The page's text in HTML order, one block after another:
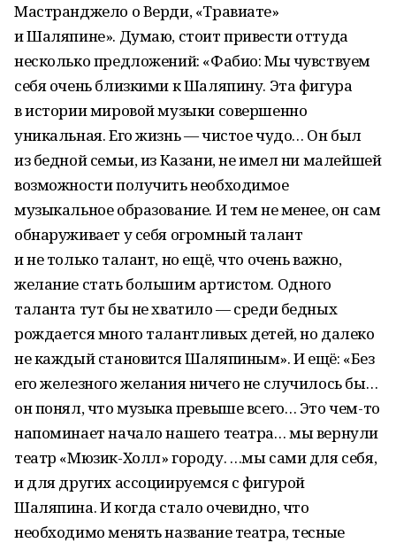
Мастранджело о Верди, «Травиате»
и Шаляпине». Думаю, стоит привести оттуда
несколько предложений: «Фабио: Мы чувствуем
себя очень близкими к Шаляпину. Эта фигура
в истории мировой музыки совершенно
уникальная. Его жизнь — чистое чудо… Он был
из бедной семьи, из Казани, не имел ни малейшей
возможности получить необходимое
музыкальное образование. И тем не менее, он сам
обнаруживает у себя огромный талант
и не только талант, но ещё, что очень важно,
желание стать большим артистом. Одного
таланта тут бы не хватило — среди бедных
рождается много талантливых детей, но далеко
не каждый становится Шаляпиным». И ещё: «Без
его железного желания ничего не случилось бы…
он понял, что музыка превыше всего… Это чем-то
напоминает начало нашего театра… мы вернули
театр «Мюзик-Холл» городу. …мы сами для себя,
и для других ассоциируемся с фигурой
Шаляпина. И когда стало очевидно, что
необходимо менять название театра, тесные